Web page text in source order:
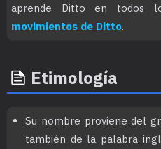
aprende Ditto en todos
movimientos de Ditto.
Etimología
Su nombre proviene del
también de la palabra